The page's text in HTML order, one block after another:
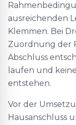
ausreichenden
Klemmen. Bei
Zuordnung der
Abschluss
laufen und
entstehen.
Vor der
Hausanschluss